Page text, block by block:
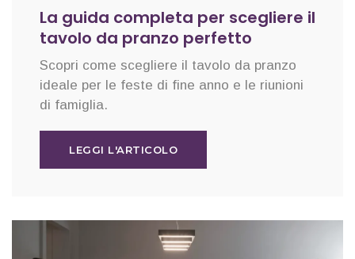
La guida completa per scegliere il
tavolo da pranzo perfetto
Scopri come scegliere il tavolo da pranzo
ideale per le feste di fine anno e le riunioni
di famiglia.
LEGGI L'ARTICOLO